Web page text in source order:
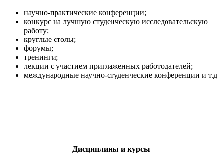
научно-практические конференции;
конкурс на лучшую студенческую исследовательскую
работу;
круглые столы;
форумы;
тренинги;
лекции с участием приглаженных работодателей;
международные научно-студенческие конференции и т.д
Дисциплины и курсы